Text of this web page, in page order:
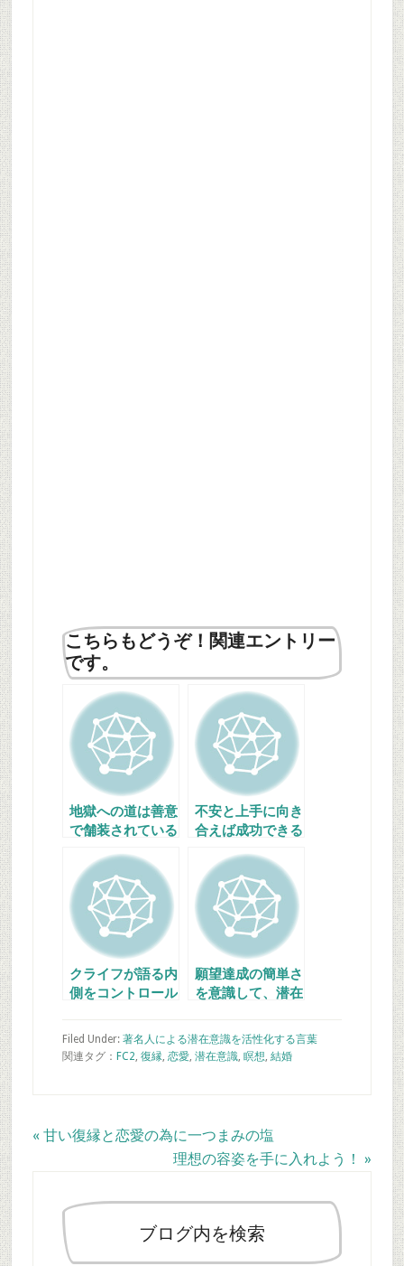
こちらもどうぞ！関連エントリー
です。
地獄への道は善意
で舗装されている
不安と上手に向き
合えば成功できる
クライフが語る内
側をコントロール
願望達成の簡単さ
を意識して、潜在
向き合いましょう
Filed Under: 著名人による潜在意識を活性化する言葉
関連タグ： FC2, 復縁, 恋愛, 潜在意識, 瞑想, 結婚
Previous
« 甘い復縁と恋愛の為に一つまみの塩
Next
理想の容姿を手に入れよう！ »
ブログ内を検索